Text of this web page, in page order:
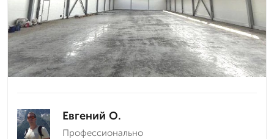
Евгений О.
Профессионально